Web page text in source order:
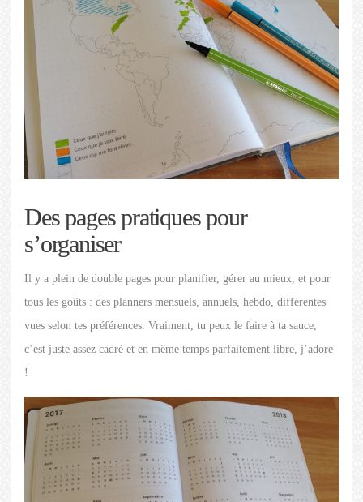
Des pages pratiques pour
s’organiser
Il y a plein de double pages pour planifier, gérer au mieux, et pour
tous les goûts : des planners mensuels, annuels, hebdo, différentes
vues selon tes préférences. Vraiment, tu peux le faire à ta sauce,
c’est juste assez cadré et en même temps parfaitement libre, j’adore
!